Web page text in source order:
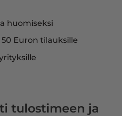
huomiseksi
Euron tilauksille
tulostimeen ja